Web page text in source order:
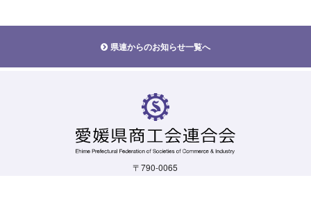
県連からのお知らせ一覧へ
〒790-0065